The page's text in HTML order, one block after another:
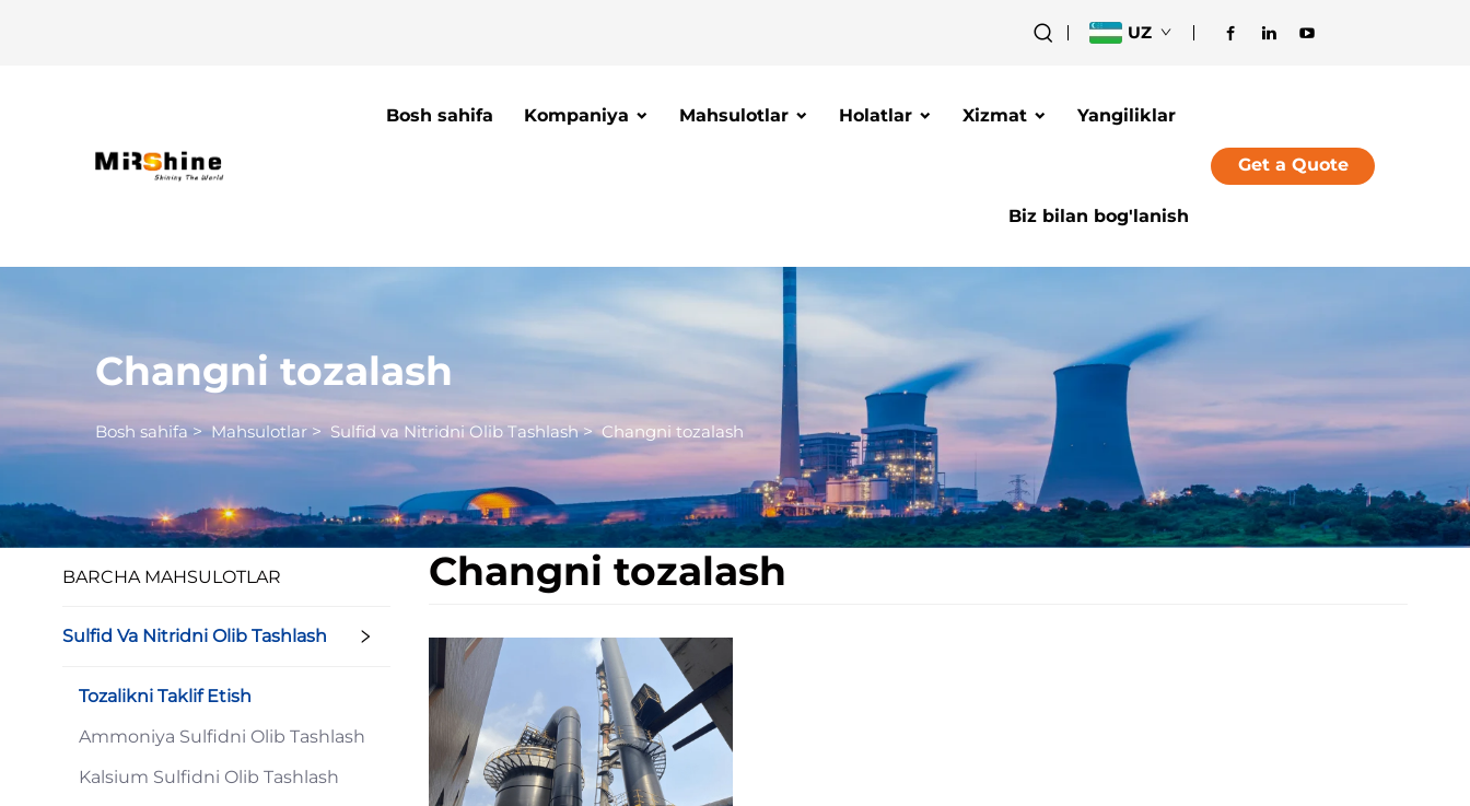
UZ
Bosh sahifa Kompaniya Mahsulotlar Holatlar Xizmat Yangiliklar
Biz bilan bog'lanish
Get a Quote
Changni tozalash
Bosh sahifa>Mahsulotlar>Sulfid va Nitridni Olib Tashlash>Changni tozalash
BARCHA MAHSULOTLAR
Sulfid Va Nitridni Olib Tashlash
Tozalikni Taklif Etish
Ammoniya Sulfidni Olib Tashlash
Kalsium Sulfidni Olib Tashlash
Changni tozalash